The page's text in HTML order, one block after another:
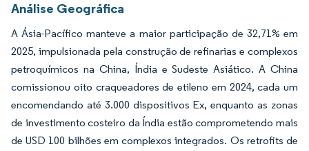
Análise Geográfica
A Ásia-Pacífico manteve a maior participação de 32,71% em
2025, impulsionada pela construção de refinarias e complexos
petroquímicos na China, Índia e Sudeste Asiático. A China
comissionou oito craqueadores de etileno em 2024, cada um
encomendando até 3.000 dispositivos Ex, enquanto as zonas
de investimento costeiro da Índia estão comprometendo mais
de USD 100 bilhões em complexos integrados. Os retrofits de